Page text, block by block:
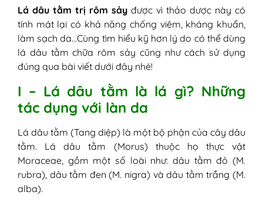
Tại sao?
1. Đặc tính mát
2. Chống viêm, ức chế vi khuẩn
3. Kháng khuẩn, làm sạch da
4. Dồi dào vitamin và khoáng chất
III - 5 Cách dùng lá dâu tằm trị rôm sảy
1. Thoa nước cốt lá dâu tằm
2. Tắm lá dâu tằm
3. Đắp lá dâu tằm
4. Uống trà lá dâu tằm
5. Kết hợp với lá thảo dược khác
IV - Lưu ý khi sử dụng lá dâu tằm chữa
Lá dâu tằm trị rôm sảy được vì thảo dược này có
tính mát lại có khả năng chống viêm, kháng khuẩn,
làm sạch da…Cùng tìm hiểu kỹ hơn lý do có thể dùng
lá dâu tằm chữa rôm sảy cũng như cách sử dụng
đúng qua bài viết dưới đây nhé!
I – Lá dâu tằm là lá gì? Những
tác dụng với làn da
Lá dâu tằm (Tang diệp) là một bộ phận của cây dâu
tằm. Lá dâu tằm (Morus) thuộc họ thực vật
Moraceae, gồm một số loài như: dâu tằm đỏ (M.
rubra), dâu tằm đen (M. nigra) và dâu tằm trắng (M.
alba).